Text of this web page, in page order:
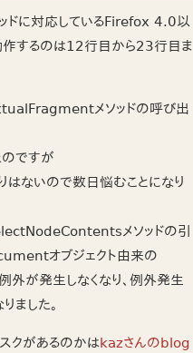
ドに対応しているFirefox 4.0以
するのは12行目から23行目ま
メソッドの呼び出
ですが
ないので数日悩むことになり
メソッドの引
オブジェクト由来の
が発生しなくなり、例外発生
ました。
クがあるのかはkazさんのblog